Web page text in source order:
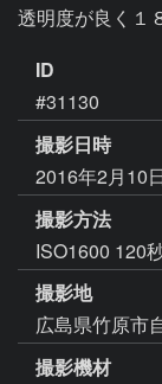
透明度が良く１
ID
#31130
撮影日時
2016年2月10
撮影方法
ISO1600 120
撮影地
広島県竹原市
撮影機材